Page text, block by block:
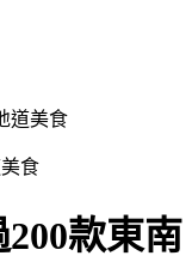
道美食
200款東南